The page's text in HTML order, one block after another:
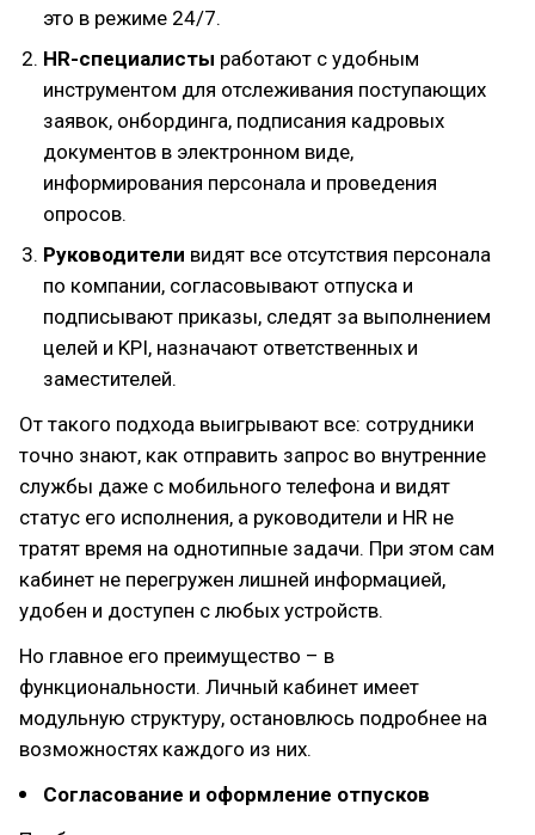
это в режиме 24/7.
HR-специалисты работают с удобным
инструментом для отслеживания поступающих
заявок, онбординга, подписания кадровых
документов в электронном виде,
информирования персонала и проведения
опросов.
Руководители видят все отсутствия персонала
по компании, согласовывают отпуска и
подписывают приказы, следят за выполнением
целей и KPI, назначают ответственных и
заместителей.
От такого подхода выигрывают все: сотрудники
точно знают, как отправить запрос во внутренние
службы даже с мобильного телефона и видят
статус его исполнения, а руководители и HR не
тратят время на однотипные задачи. При этом сам
кабинет не перегружен лишней информацией,
удобен и доступен с любых устройств.
Но главное его преимущество – в
функциональности. Личный кабинет имеет
модульную структуру, остановлюсь подробнее на
возможностях каждого из них.
Согласование и оформление отпусков